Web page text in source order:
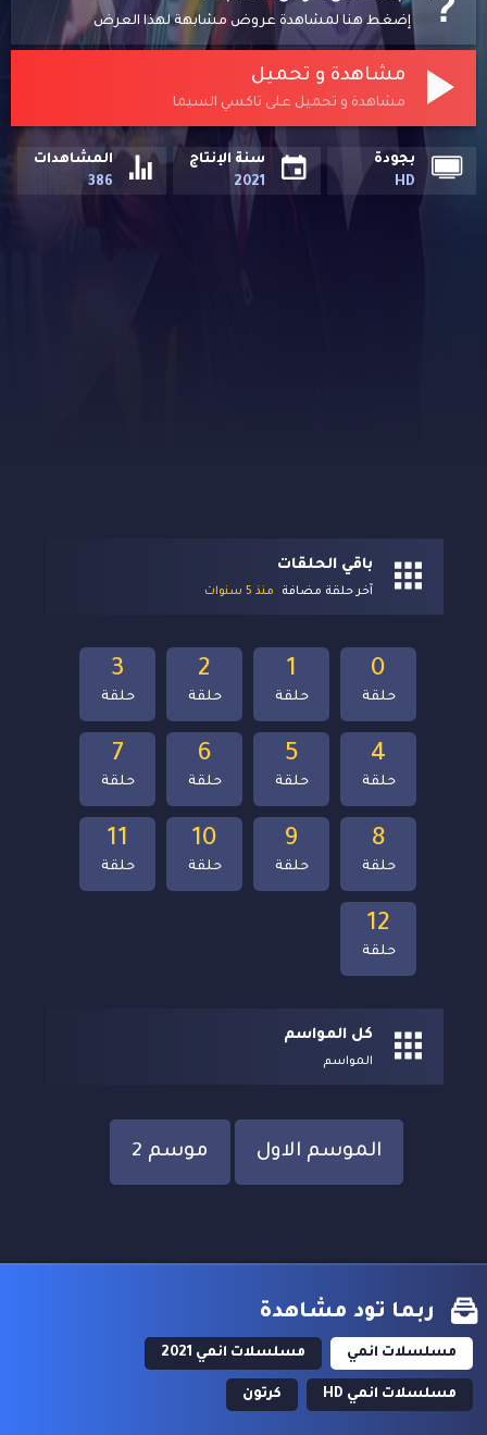
إضغط هنا لمشاهدة عروض مشابهة لهذا العرض
مشاهدة و تحميل
مشاهدة و تحميل على تاكسي السيما
بجودة
HD
سنة الإنتاج
2021
المشاهدات
386
باقي الحلقات
آخر حلقة مضافة منذ 5 سنوات
12
حلقة
11
حلقة
10
حلقة
9
حلقة
8
حلقة
7
حلقة
6
حلقة
5
حلقة
4
حلقة
3
حلقة
2
حلقة
1
حلقة
0
حلقة
كل المواسم
المواسم
الموسم الاول موسم 2
ربما تود مشاهدة
مسلسلات انمي مسلسلات انمي 2021
مسلسلات انمي HD كرتون